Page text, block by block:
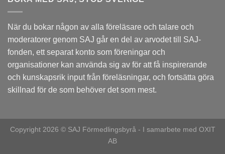
När du bokar någon av alla föreläsare och talare och
moderatorer genom SAJ går en del av arvodet till SAJ-
fonden, ett separat konto som föreningar och
organisationer kan använda sig av för att få inspirerande
och kunskapsrik input från föreläsningar, och fortsätta göra
skillnad för de som behöver det som mest.
Copyright 2026 © SAJ Förmedlingsbyrå - I samarbete med OXIT
AB